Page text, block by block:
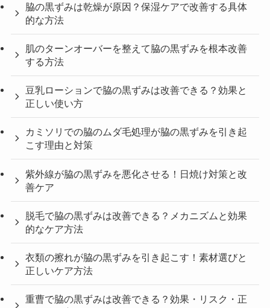
脇の黒ずみは乾燥が原因？保湿ケアで改善する具体
的な方法
肌のターンオーバーを整えて脇の黒ずみを根本改善
する方法
豆乳ローションで脇の黒ずみは改善できる？効果と
正しい使い方
カミソリでの脇のムダ毛処理が脇の黒ずみを引き起
こす理由と対策
紫外線が脇の黒ずみを悪化させる！日焼け対策と改
善ケア
脱毛で脇の黒ずみは改善できる？メカニズムと効果
的なケア方法
衣類の擦れが脇の黒ずみを引き起こす！素材選びと
正しいケア方法
重曹で脇の黒ずみは改善できる？効果・リスク・正